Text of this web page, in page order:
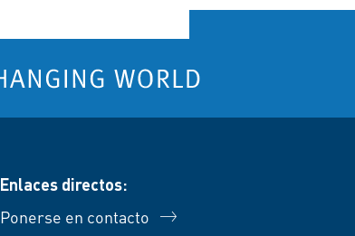
Enlaces directos:
Ponerse en contacto